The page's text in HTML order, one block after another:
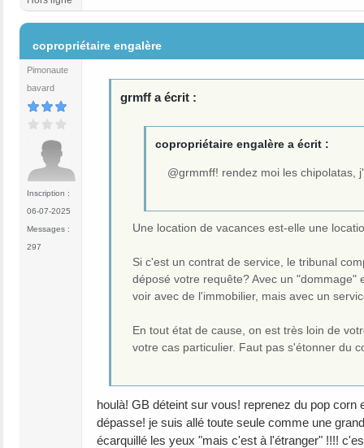
copropriétaire engalère
Pimonaute
bavard
Inscription :
06-07-2025
Messages :
297
grmff a écrit :
copropriétaire engalère a écrit :
@grmmff! rendez moi les chipolatas,
Une location de vacances est-elle une
Si c'est un contrat de service, le tribunal
déposé votre requête? Avec un
voir avec de l'immobilier, mais avec un
En tout état de cause, on est très loin de
votre cas particulier. Faut pas s'étonner du
houlà! GB déteint sur vous! reprenez du pop
dépasse! je suis allé toute seule comme une
écarquillé les yeux "mais c'est à l'étranger" !!!!